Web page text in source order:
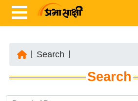
ज़ा
ख
Search
Search